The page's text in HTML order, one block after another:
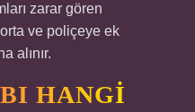
zarar gören
ve poliçeye ek
alınır.
HANGI